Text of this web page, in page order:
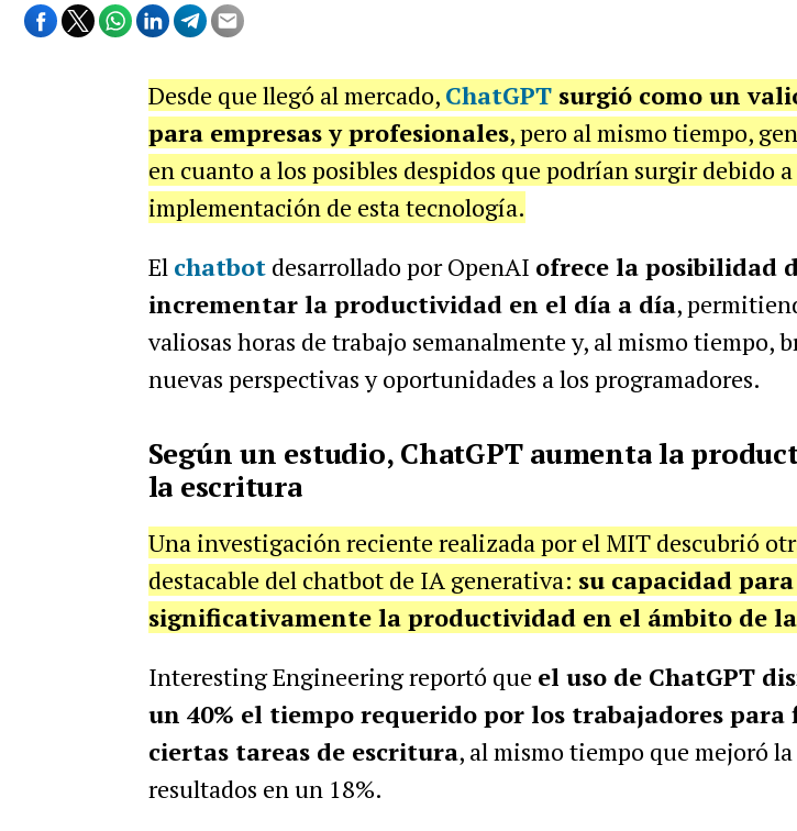
Desde que llegó al mercado, ChatGPTsurgió como un
para empresas y profesionales, pero al mismo tiempo,
en cuanto a los posibles despidos que podrían surgir debido
implementación de esta tecnología.
El chatbotdesarrollado por OpenAI ofrece la posibilidad
incrementar la productividad en el día a día,
valiosas horas de trabajo semanalmente y, al mismo tiempo,
nuevas perspectivas y oportunidades a los programadores.
Según un estudio, ChatGPT aumenta la
la escritura
Una investigación reciente realizada por el MIT descubrió
destacable del chatbot de IA generativa: su capacidad
significativamente la productividad en el ámbito de
Interesting Engineering reportó que el uso de ChatGPT
un 40% el tiempo requerido por los trabajadores
ciertas tareas de escritura, al mismo tiempo que mejoró
resultados en un 18%.